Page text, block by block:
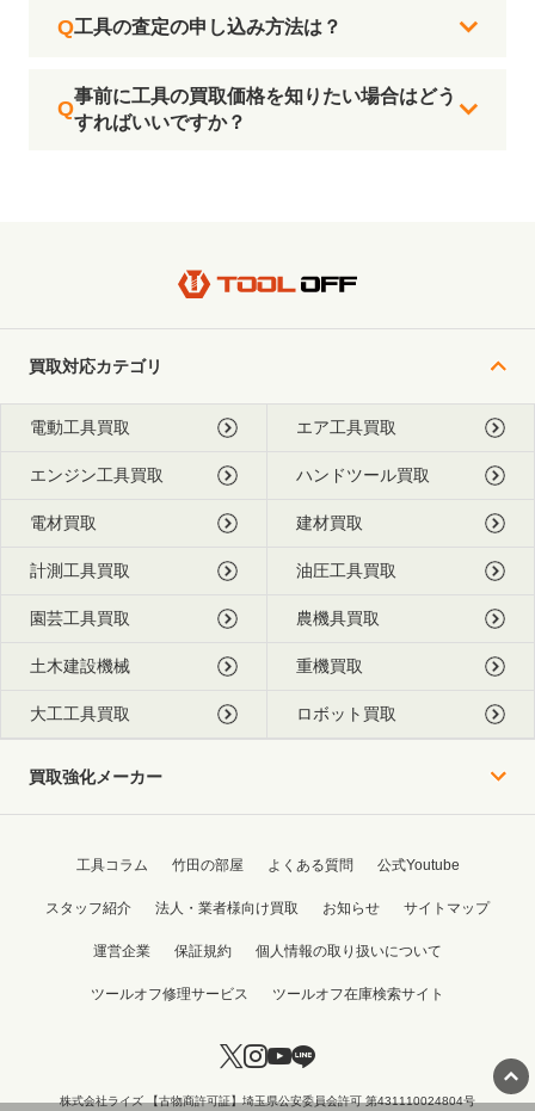
工具の査定の申し込み方法は？
事前に工具の買取価格を知りたい場合はどう
すればいいですか？
買取対応カテゴリ
電動工具買取 エア工具買取
エンジン工具買取 ハンドツール買取
電材買取 建材買取
計測工具買取 油圧工具買取
園芸工具買取 農機具買取
土木建設機械 重機買取
大工工具買取 ロボット買取
買取強化メーカー
工具コラム 竹田の部屋 よくある質問 公式Youtube
スタッフ紹介 法人・業者様向け買取 お知らせ サイトマップ
運営企業 保証規約 個人情報の取り扱いについて
ツールオフ修理サービス ツールオフ在庫検索サイト
株式会社ライズ 【古物商許可証】埼玉県公安委員会許可 第431110024804号